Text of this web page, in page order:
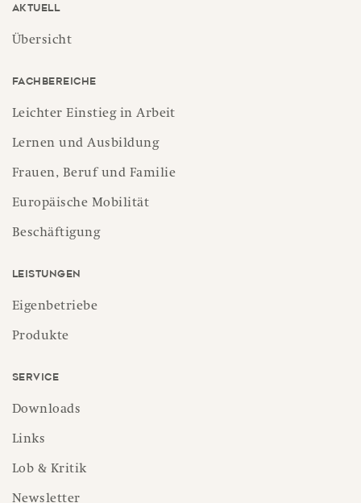
Aktuell
Übersicht
Fachbereiche
Leichter Einstieg in Arbeit
Lernen und Ausbildung
Frauen, Beruf und Familie
Europäische Mobilität
Beschäftigung
Leistungen
Eigenbetriebe
Produkte
Service
Downloads
Links
Lob & Kritik
Newsletter